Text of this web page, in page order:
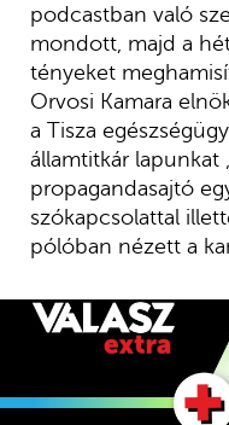
podcastban való
mondott, majd a
tényeket
Orvosi Kamara
a Tisza
államtitkár lapunkat
propagandasajtó
szókapcsolattal
pólóban nézett a